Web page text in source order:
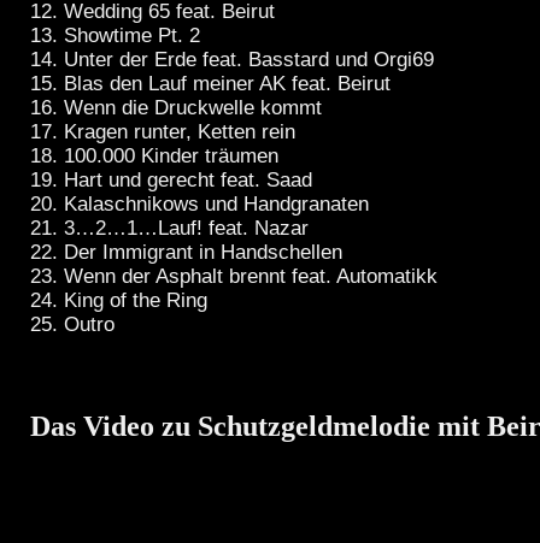
12. Wedding 65 feat. Beirut
13. Showtime Pt. 2
14. Unter der Erde feat. Basstard und Orgi69
15. Blas den Lauf meiner AK feat. Beirut
16. Wenn die Druckwelle kommt
17. Kragen runter, Ketten rein
18. 100.000 Kinder träumen
19. Hart und gerecht feat. Saad
20. Kalaschnikows und Handgranaten
21. 3…2…1…Lauf! feat. Nazar
22. Der Immigrant in Handschellen
23. Wenn der Asphalt brennt feat. Automatikk
24. King of the Ring
25. Outro
Das Video zu Schutzgeldmelodie mit